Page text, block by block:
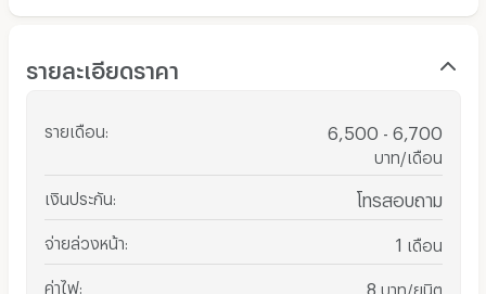
รายละเอียดราคา
รายเดือน 6,500 - 6,700
บาท/เดือน
เงินประกัน โทรสอบถาม
จ่ายล่วงหน้า 1 เดือน
ค่าไฟ: 8 บาท/ยูนิต